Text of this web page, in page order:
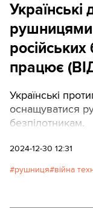
Українські
російських
працює
Українські
оснащуватися
безпілотникам.
2024-12-30 12:31
рушниця війна